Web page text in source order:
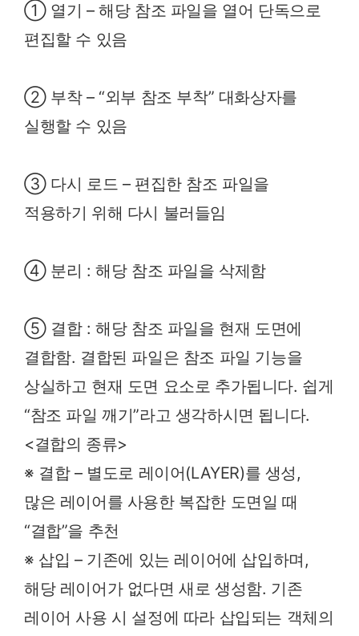
① 열기 – 해당 참조 파일을 열어 단독으로
편집할 수 있음
② 부착 – “외부 참조 부착” 대화상자를
실행할 수 있음
③ 다시 로드 – 편집한 참조 파일을
적용하기 위해 다시 불러들임
④ 분리 : 해당 참조 파일을 삭제함
⑤ 결합 : 해당 참조 파일을 현재 도면에
결합함. 결합된 파일은 참조 파일 기능을
상실하고 현재 도면 요소로 추가됩니다. 쉽게
“참조 파일 깨기”라고 생각하시면 됩니다.
<결합의 종류>
※ 결합 – 별도로 레이어(LAYER)를 생성,
많은 레이어를 사용한 복잡한 도면일 때
“결합”을 추천
※ 삽입 – 기존에 있는 레이어에 삽입하며,
해당 레이어가 없다면 새로 생성함. 기존
레이어 사용 시 설정에 따라 삽입되는 객체의